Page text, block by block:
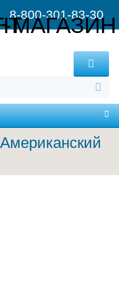
8-800-301-83-30